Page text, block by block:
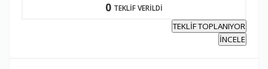
0 TEKLİF VERİLDİ
TEKLİF TOPLANIYOR
İNCELE